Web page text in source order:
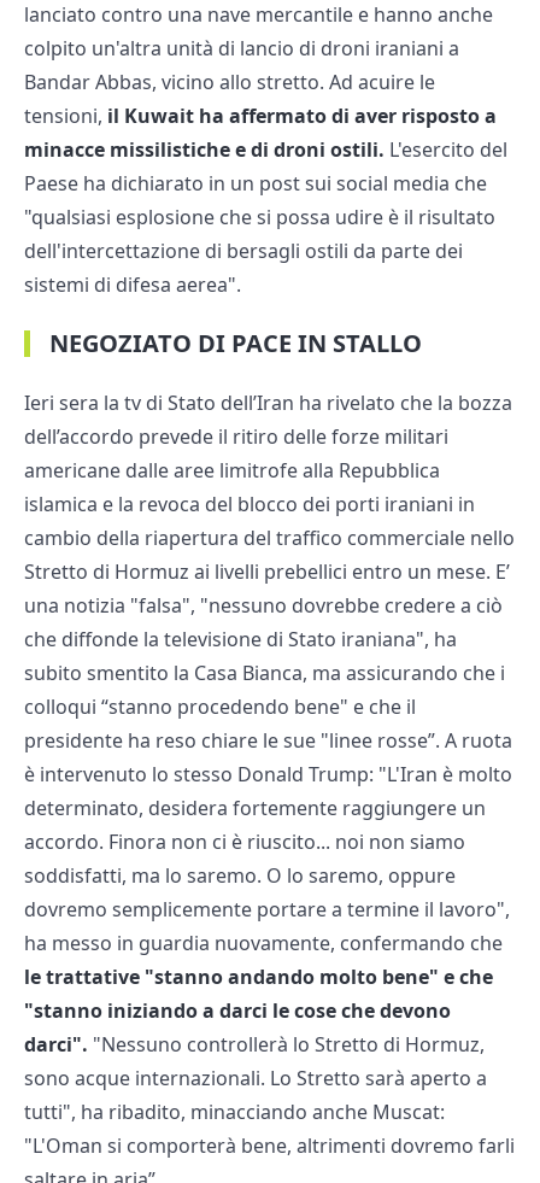
lanciato contro una nave mercantile e hanno anche
colpito un'altra unità di lancio di droni iraniani a
Bandar Abbas, vicino allo stretto. Ad acuire le
tensioni, il Kuwait ha affermato di aver risposto a
minacce missilistiche e di droni ostili. L'esercito del
Paese ha dichiarato in un post sui social media che
"qualsiasi esplosione che si possa udire è il risultato
dell'intercettazione di bersagli ostili da parte dei
sistemi di difesa aerea".
NEGOZIATO DI PACE IN STALLO
Ieri sera la tv di Stato dell’Iran ha rivelato che la bozza
dell’accordo prevede il ritiro delle forze militari
americane dalle aree limitrofe alla Repubblica
islamica e la revoca del blocco dei porti iraniani in
cambio della riapertura del traffico commerciale nello
Stretto di Hormuz ai livelli prebellici entro un mese. E’
una notizia "falsa", "nessuno dovrebbe credere a ciò
che diffonde la televisione di Stato iraniana", ha
subito smentito la Casa Bianca, ma assicurando che i
colloqui “stanno procedendo bene" e che il
presidente ha reso chiare le sue "linee rosse”. A ruota
è intervenuto lo stesso Donald Trump: "L'Iran è molto
determinato, desidera fortemente raggiungere un
accordo. Finora non ci è riuscito... noi non siamo
soddisfatti, ma lo saremo. O lo saremo, oppure
dovremo semplicemente portare a termine il lavoro",
ha messo in guardia nuovamente, confermando che
le trattative "stanno andando molto bene" e che
"stanno iniziando a darci le cose che devono
darci". "Nessuno controllerà lo Stretto di Hormuz,
sono acque internazionali. Lo Stretto sarà aperto a
tutti", ha ribadito, minacciando anche Muscat:
"L'Oman si comporterà bene, altrimenti dovremo farli